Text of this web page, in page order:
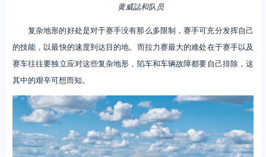
黄威誌和队员
复杂地形的好处是对于赛手没有那么多限制，赛手可充分发挥自己
的技能，以最快的速度到达目的地。而拉力赛最大的难处在于赛手以及
赛车往往要独立应对这些复杂地形，陷车和车辆故障都要自己排除，这
其中的艰辛可想而知。